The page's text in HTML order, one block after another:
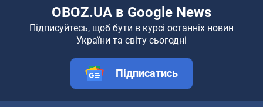
OBOZ.UA в Google News
Підписуйтесь, щоб бути в курсі останніх новин
України та світу сьогодні
Підписатись